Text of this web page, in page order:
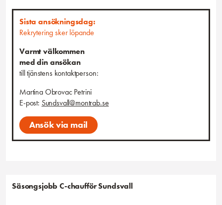
ansvarskännande, driven och kvalitetsmedveten. Du trivs med att
arbeta självständigt men också tillsammans med kollegor då vi
oftast utgår från team två och två. Vi söker dig som är glad, social,
flexibel samt älskar att ge god service!
Anställningsform, omfattning, placeringsort
Vi söker flera kollegor på heltid, med placering i Sundsvall och
tillträde enligt överenskommelse.
Passar det in på dig eller känner du kanske någon som
du kan tänkas rekommendera tjänsten till? Tipsa gärna!
Sista ansökningsdag:
Rekrytering sker löpande
Varmt välkommen
med din ansökan
till tjänstens kontaktperson:
Martina Obrovac Petrini
E-post: Sundsvall@montrab.se
Ansök via mail
Säsongsjobb C-chaufförSundsvall